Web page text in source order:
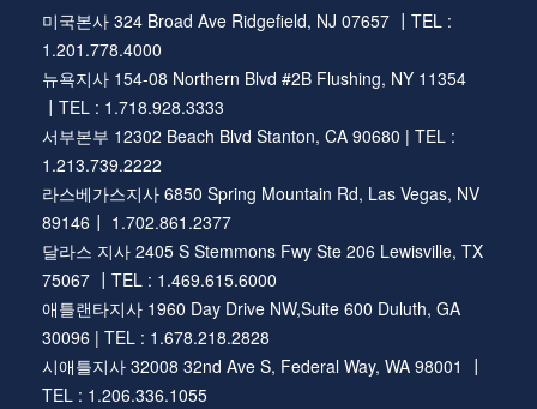
미국본사 324 Broad Ave Ridgefield, NJ 07657 ┃TEL :
1.201.778.4000
뉴욕지사 154-08 Northern Blvd #2B Flushing, NY 11354
┃TEL : 1.718.928.3333
서부본부 12302 Beach Blvd Stanton, CA 90680 | TEL :
1.213.739.2222
라스베가스지사 6850 Spring Mountain Rd, Las Vegas, NV
89146┃ 1.702.861.2377
달라스 지사 2405 S Stemmons Fwy Ste 206 Lewisville, TX
75067 ┃TEL : 1.469.615.6000
애틀랜타지사 1960 Day Drive NW,Suite 600 Duluth, GA
30096 | TEL : 1.678.218.2828
시애틀지사 32008 32nd Ave S, Federal Way, WA 98001 ┃
TEL : 1.206.336.1055